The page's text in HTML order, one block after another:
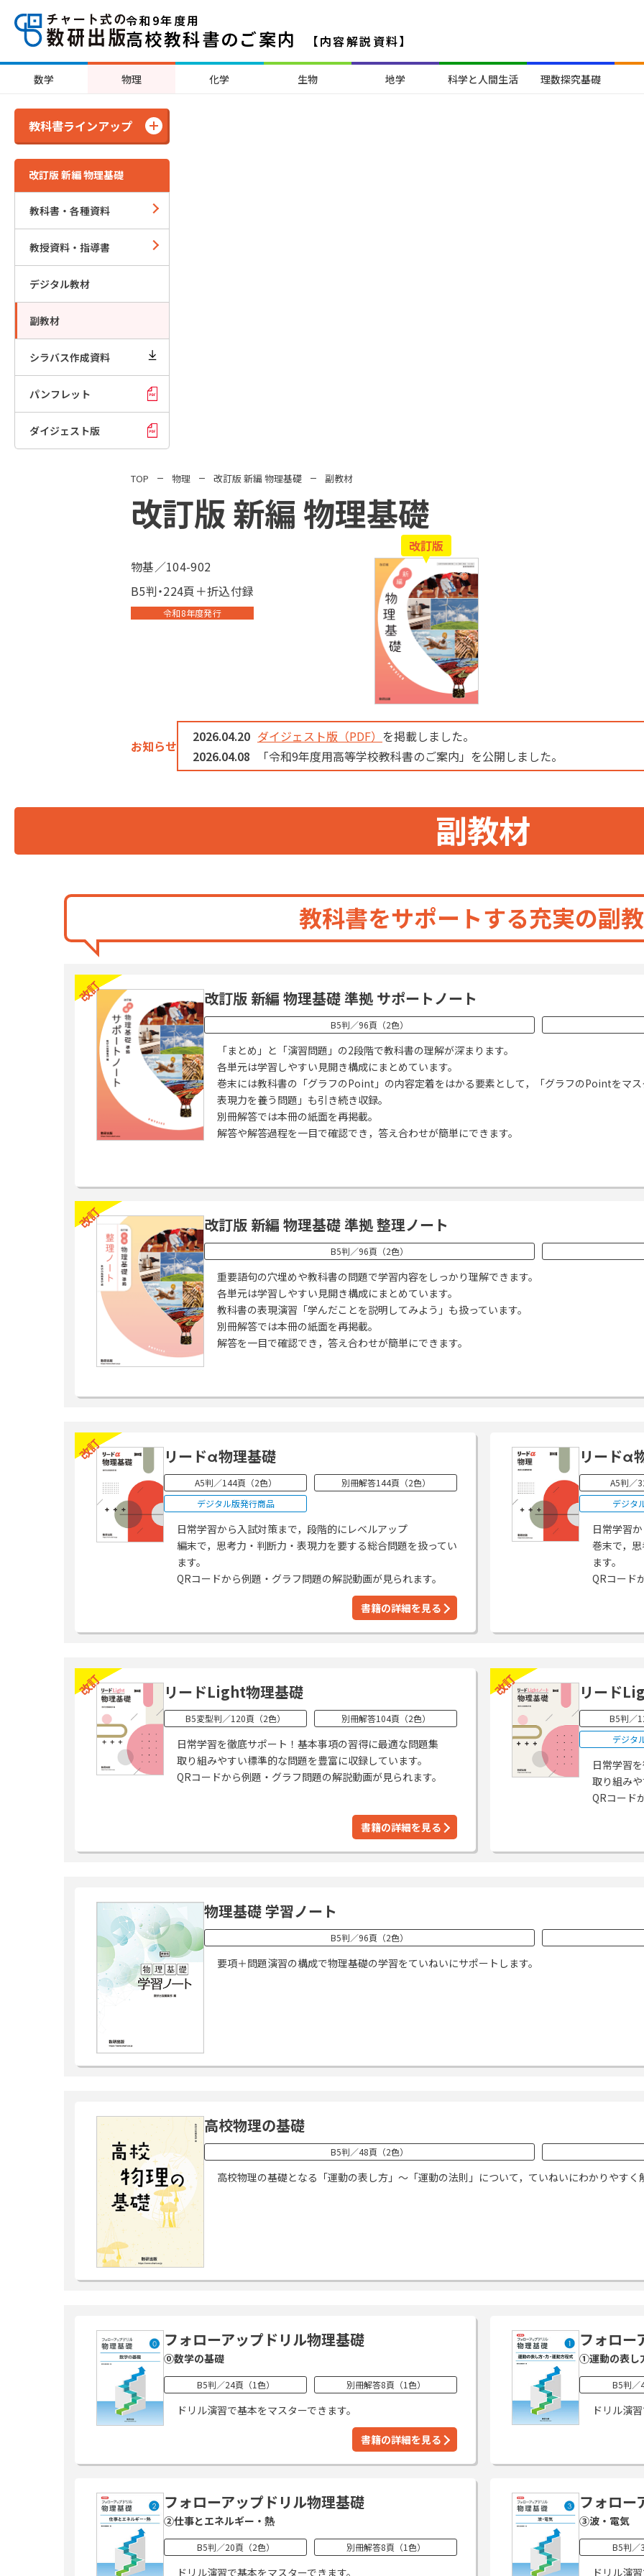
令和9年度用
高校教科書のご案内 【内容解説資料】
数学 物理 化学 生物 地学 科学と人間生活 理数探究基礎
教科書ラインアップ
改訂版 新編 物理基礎
教科書・各種資料
教授資料・指導書
デジタル教材
副教材
シラバス作成資料
パンフレット
ダイジェスト版
TOP 物理 改訂版 新編 物理基礎 副教材
改訂版 新編 物理基礎
物基／104-902
B5判・224頁＋折込付録
令和8年度発行
改訂版
お知らせ
2026.04.20 ダイジェスト版（PDF） を掲載しました。
2026.04.08
「令和9年度用高等学校教科書のご案内」を公開しました。
副教材
教科書をサポートする充実の副
改訂 改訂版 新編 物理基礎 準拠 サポートノート
B5判／96頁（2色）
「まとめ」と「演習問題」の2段階で教科書の理解が深まります。
各単元は学習しやすい見開き構成にまとめています。
巻末には教科書の「グラフのPoint」の内容定着をはかる要素として，「グラフのPointをマ
表現力を養う問題」も引き続き収録。
別冊解答では本冊の紙面を再掲載。
解答や解答過程を一目で確認でき，答え合わせが簡単にできます。
改訂 改訂版 新編 物理基礎 準拠 整理ノート
B5判／96頁（2色）
重要語句の穴埋めや教科書の問題で学習内容をしっかり理解できます。
各単元は学習しやすい見開き構成にまとめています。
教科書の表現演習「学んだことを説明してみよう」も扱っています。
別冊解答では本冊の紙面を再掲載。
解答を一目で確認でき，答え合わせが簡単にできます。
改訂 リードα物理基礎
A5判／144頁（2色）
別冊解答144頁（2色）
デジタル版発行商品
日常学習から入試対策まで，段階的にレベルアップ
編末で，思考力・判断力・表現力を要する総合問題を扱ってい
ます。
QRコードから例題・グラフ問題の解説動画が見られます。
書籍の詳細を見る
リードα
A5判／
デジタ
日常学習
巻末で，
ます。
QRコード
改訂 リードLight物理基礎
B5変型判／120頁（2色） 別冊解答104頁（2色）
日常学習を徹底サポート！基本事項の習得に最適な問題集
取り組みやすい標準的な問題を豊富に収録しています。
QRコードから例題・グラフ問題の解説動画が見られます。
書籍の詳細を見る
改訂 リード
B5判／
デジタ
日常学習
取り組み
QRコード
物理基礎 学習ノート
B5判／96頁（2色）
要項＋問題演習の構成で物理基礎の学習をていねいにサポートします。
高校物理の基礎
B5判／48頁（2色）
高校物理の基礎となる「運動の表し方」～「運動の法則」について，ていねいにわかりやすく
フォローアップドリル物理基礎
⓪数学の基礎
B5判／24頁（1色） 別冊解答8頁（1色）
ドリル演習で基本をマスターできます。
書籍の詳細を見る
フォロー
①運動の表し
B5判／
ドリル演
フォローアップドリル物理基礎
②仕事とエネルギー・熱
B5判／20頁（2色） 別冊解答8頁（1色）
ドリル演習で基本をマスターできます。
フォロー
③波・電気
B5判／
ドリル演